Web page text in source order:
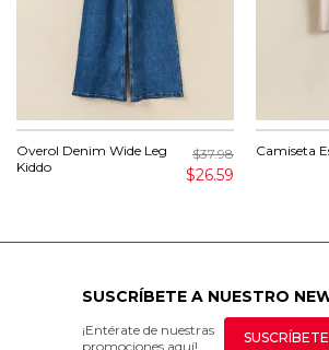
Overol Denim Wide Leg
Kiddo
$37.98
$26.59
Camiseta
SUSCRÍBETE A NUESTRO
¡Entérate de nuestras
promociones aquí!
SUSCRÍBETE